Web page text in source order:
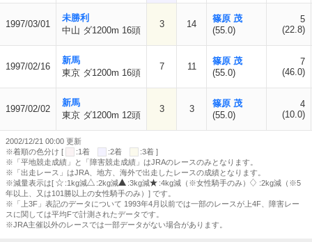
1997/03/01
未勝利
中山 ダ1200m 16頭
3 14
篠原 茂
(55.0)
5
(22.8)
1997/02/16
新馬
東京 ダ1200m 16頭
7 11
篠原 茂
(55.0)
7
(46.0)
1997/02/02
新馬
東京 ダ1200m 12頭
3 3
篠原 茂
(55.0)
4
(10.0)
2002/12/21 00:00 更新
※着順の色分け [
:1着 :2着
:3着 ]
※「平地競走成績」と「障害競走成績」はJRAのレースのみとなります。
※「出走レース」はJRA、地方、海外で出走したレースの成績となります。
※減量表示は[
:1kg減 :2kg減 :3kg減 :4kg減（※女性騎手のみ）
:2kg減（※5
年以上、又は101勝以上の女性騎手のみ）] です。
※「上3F」表記のデータについて 1993年4月以前では一部のレースが上4F、障害レー
スに関しては平均Fで計測されたデータです。
※JRA主催以外のレースでは一部データがない場合があります。